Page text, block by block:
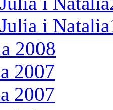
i
2008
2007
2007